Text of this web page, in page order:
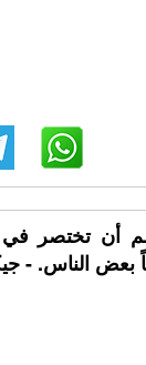
أن تختصر
بعض الناس. -